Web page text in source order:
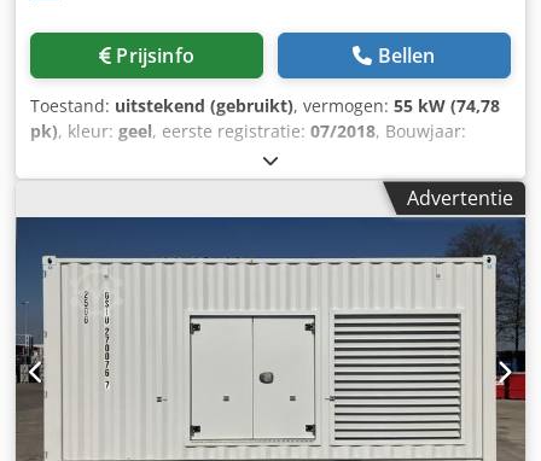
Prijsinfo Bellen
Toestand: uitstekend (gebruikt), vermogen: 55 kW (74,78
pk), kleur: geel, eerste registratie: 07/2018, Bouwjaar:
, Uitrusting:
cabine, Bouwjaar: 2018 Aantal cilinders: 3 Leeggewicht:
6.460 kg Aantal kleppen: 3 CE-markering: ja Technische
aanvraag Cedsy A Tn Hepfx Aaiorf Serienummer:
CAT0908MAH8803391 = Verdere opties en toebehoren = -
3e ventiel - Gesloten cabine - Centrale smering
Advertentie